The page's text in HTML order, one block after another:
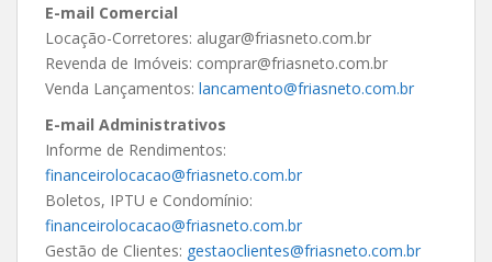
E-mail Comercial
Locação-Corretores: alugar@friasneto.com.br
Revenda de Imóveis: comprar@friasneto.com.br
Venda Lançamentos: lancamento@friasneto.com.br
E-mail Administrativos
Informe de Rendimentos:
financeirolocacao@friasneto.com.br
Boletos, IPTU e Condomínio:
financeirolocacao@friasneto.com.br
Gestão de Clientes: gestaoclientes@friasneto.com.br